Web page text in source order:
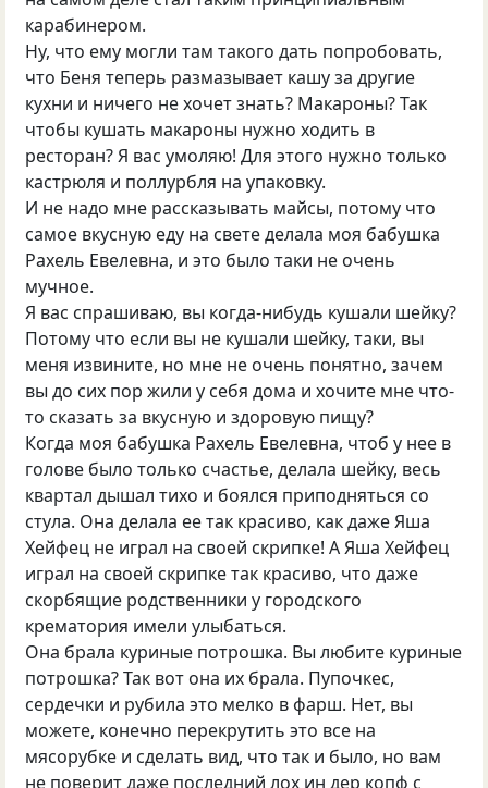
карабинером.
Ну, что ему могли там такого дать попробовать,
что Беня теперь размазывает кашу за другие
кухни и ничего не хочет знать? Макароны? Так
чтобы кушать макароны нужно ходить в
ресторан? Я вас умоляю! Для этого нужно только
кастрюля и поллурбля на упаковку.
И не надо мне рассказывать майсы, потому что
самое вкусную еду на свете делала моя бабушка
Рахель Евелевна, и это было таки не очень
мучное.
Я вас спрашиваю, вы когда-нибудь кушали шейку?
Потому что если вы не кушали шейку, таки, вы
меня извините, но мне не очень понятно, зачем
вы до сих пор жили у себя дома и хочите мне что-
то сказать за вкусную и здоровую пищу?
Когда моя бабушка Рахель Евелевна, чтоб у нее в
голове было только счастье, делала шейку, весь
квартал дышал тихо и боялся приподняться со
стула. Она делала ее так красиво, как даже Яша
Хейфец не играл на своей скрипке! А Яша Хейфец
играл на своей скрипке так красиво, что даже
скорбящие родственники у городского
крематория имели улыбаться.
Она брала куриные потрошка. Вы любите куриные
потрошка? Так вот она их брала. Пупочкес,
сердечки и рубила это мелко в фарш. Нет, вы
можете, конечно перекрутить это все на
мясорубке и сделать вид, что так и было, но вам
не поверит даже последний лох ин дер копф с